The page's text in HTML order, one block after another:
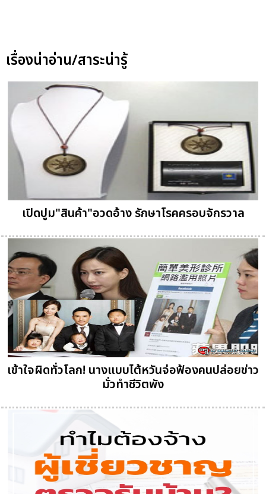
เรื่องน่าอ่าน/สาระน่ารู้
เปิดปูม"สินค้า"อวดอ้าง รักษาโรคครอบจักรวาล
เข้าใจผิดทั่วโลก! นางแบบไต้หวันจ่อฟ้องคนปล่อยข่าว
มั่วทำชีวิตพัง